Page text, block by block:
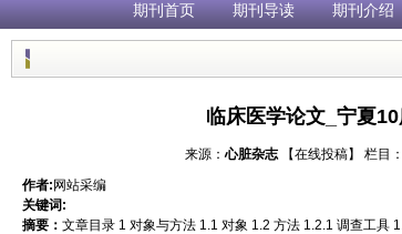
期刊首页 期刊导读 期刊介绍
临床医学论文_宁夏
来源：心脏杂志 【在线投稿】 栏目：
作者: 网站采编
关键词:
摘要： 文章目录 1 对象与方法 1.1 对象 1.2 方法 1.2.1 调查工具